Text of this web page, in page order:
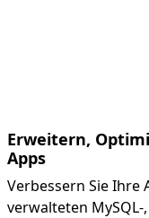
Erweitern,
Apps
Verbessern Sie Ihre
verwalteten MySQL-